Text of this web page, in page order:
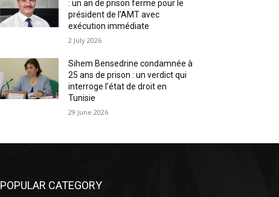
: un an de prison ferme pour le
président de l’AMT avec
exécution immédiate
2 July 2026
Sihem Bensedrine condamnée à
25 ans de prison : un verdict qui
interroge l’état de droit en
Tunisie
29 June 2026
POPULAR CATEGORY